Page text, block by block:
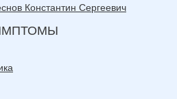
Константин Сергеевич